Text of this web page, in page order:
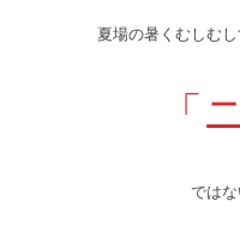
夏場の暑くむしむ
「
では